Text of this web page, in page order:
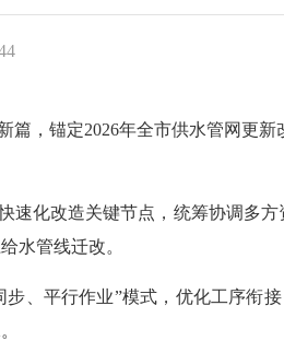
，锚定2026年全市供水管网更新
化改造关键节点，统筹协调多方
水管线迁改。
平行作业”模式，优化工序衔接